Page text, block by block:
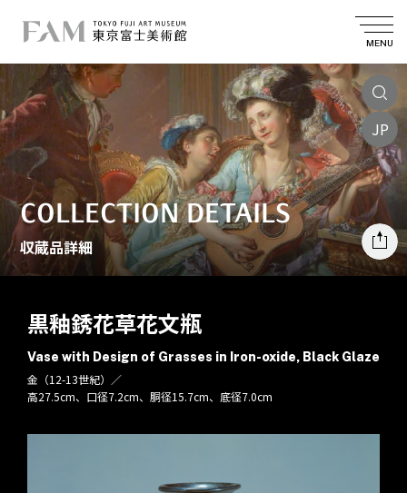
MENU
JP
COLLECTION DETAILS
収蔵品詳細
黒釉銹花草花文瓶
Vase with Design of Grasses in Iron-oxide, Black Glaze
金（12-13世紀）／
高27.5cm、口径7.2cm、胴径15.7cm、底径7.0cm